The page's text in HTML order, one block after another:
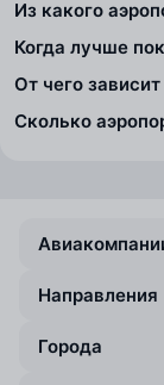
Из какого
Когда лучше
От чего
Сколько
Направления
Города